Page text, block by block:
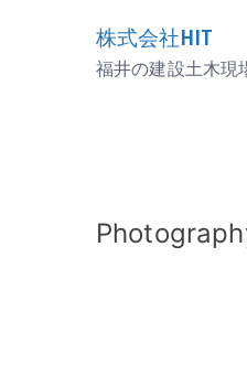
株式会社HIT
福井の建設土木現